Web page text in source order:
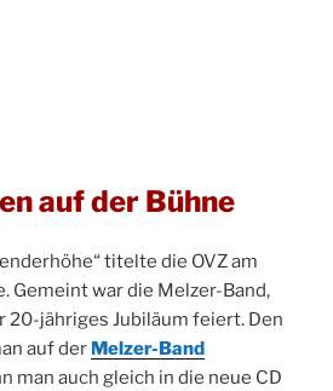
auf der Bühne
titelte die OVZ am
Gemeint war die Melzer-Band,
20-jähriges Jubiläum feiert. Den
auf der Melzer-Band
man auch gleich in die neue CD